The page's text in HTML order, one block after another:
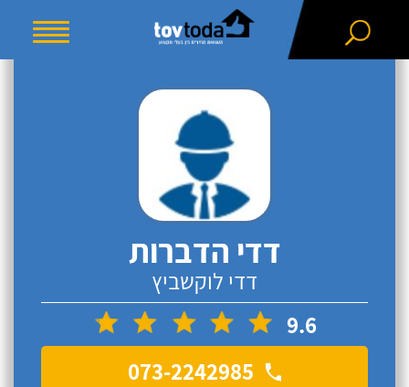
דדי הדברות
דדי לוקשביץ
9.6
073-2242985